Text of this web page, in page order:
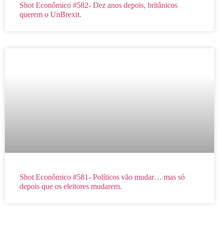
Shot Econômico #582- Dez anos depois, britânicos
querem o UnBrexit.
Shot Econômico #581- Políticos vão mudar… mas só
depois que os eleitores mudarem.